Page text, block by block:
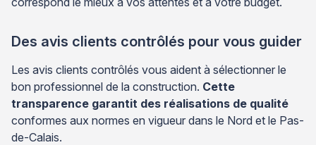
Des avis clients contrôlés pour vous guider
Les avis clients contrôlés vous aident à sélectionner le
bon professionnel de la construction. Cette
transparence garantit des réalisations de qualité
conformes aux normes en vigueur dans le Nord et le Pas-
de-Calais.